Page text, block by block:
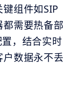
组件如SIP
需要热备部
，结合实时
数据永不丢